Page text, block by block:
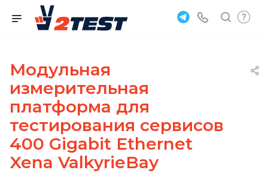
Модульная
измерительная
платформа для
тестирования сервисов
400 Gigabit Ethernet
Xena ValkyrieBay